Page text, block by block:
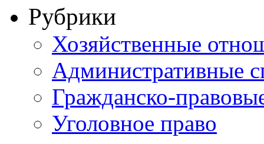
Рубрики
Хозяйственные
Административные
Гражданско-
Уголовное право